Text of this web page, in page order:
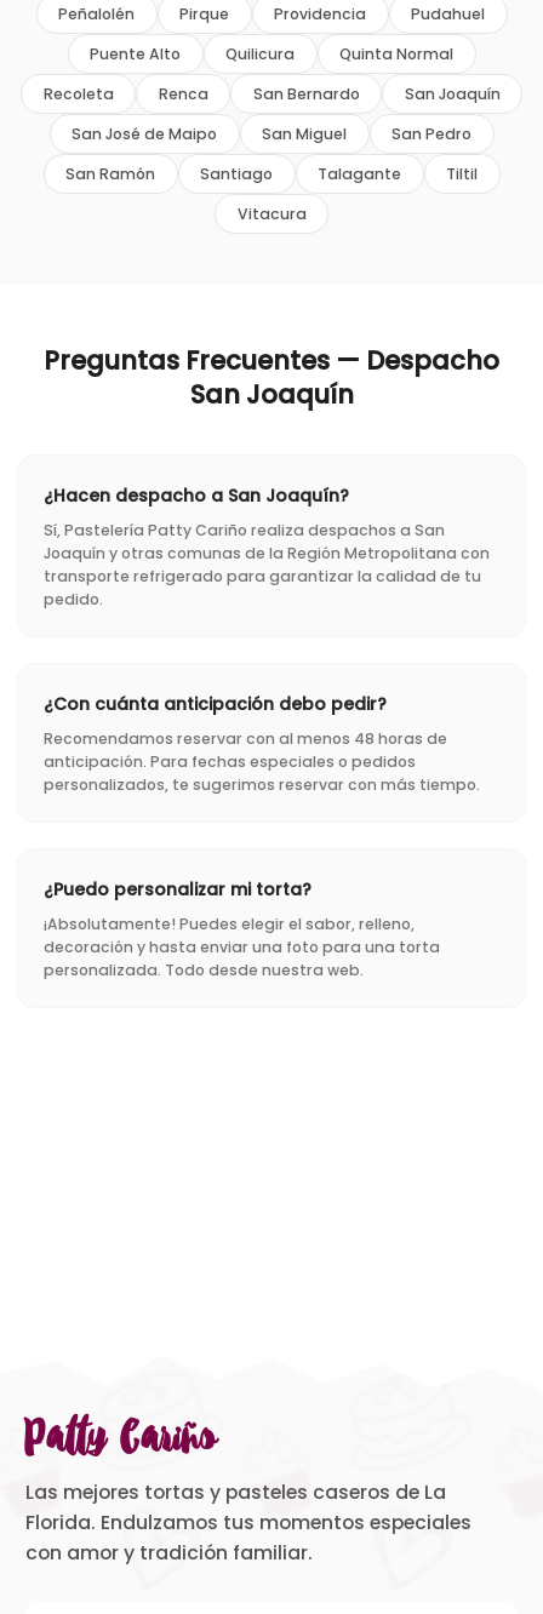
Peñalolén Pirque Providencia
Pudahuel
Puente Alto
Quilicura
Quinta Normal
Recoleta
Renca San Bernardo
San Joaquín
San José de Maipo
San Miguel
San Pedro
San Ramón
Santiago Talagante
Tiltil
Vitacura
Preguntas Frecuentes — Despacho
San Joaquín
¿Hacen despacho a San Joaquín?
Sí, Pastelería Patty Cariño realiza despachos a San
Joaquín y otras comunas de la Región Metropolitana con
transporte refrigerado para garantizar la calidad de tu
pedido.
¿Con cuánta anticipación debo pedir?
Recomendamos reservar con al menos 48 horas de
anticipación. Para fechas especiales o pedidos
personalizados, te sugerimos reservar con más tiempo.
¿Puedo personalizar mi torta?
¡Absolutamente! Puedes elegir el sabor, relleno,
decoración y hasta enviar una foto para una torta
personalizada. Todo desde nuestra web.
Patty Cariño
Las mejores tortas y pasteles caseros de La
Florida. Endulzamos tus momentos especiales
con amor y tradición familiar.